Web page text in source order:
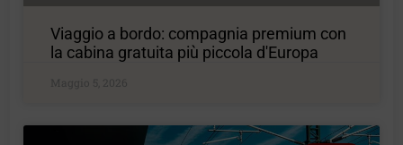
Viaggio a bordo: compagnia premium con
la cabina gratuita più piccola d'Europa
Maggio 5, 2026